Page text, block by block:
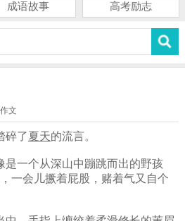
成语故事 高考励志
文
了夏天的流言。
一个从深山中蹦跳而出的野孩
一会儿撅着屁股，赌着气又自个